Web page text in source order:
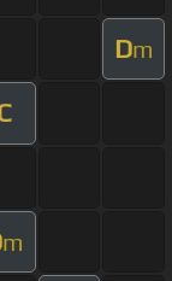
Dm
m